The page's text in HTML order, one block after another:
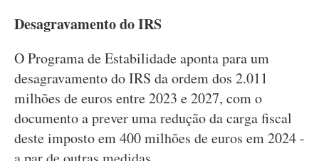
Desagravamento do IRS
O Programa de Estabilidade aponta para um
desagravamento do IRS da ordem dos 2.011
milhões de euros entre 2023 e 2027, com o
documento a prever uma redução da carga fiscal
deste imposto em 400 milhões de euros em 2024 -